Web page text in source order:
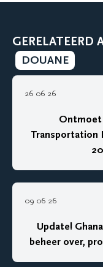
GERELATEERD
DOUANE
26 06 26
Ontmoet
Transportation
09 06 26
Update!
beheer over,